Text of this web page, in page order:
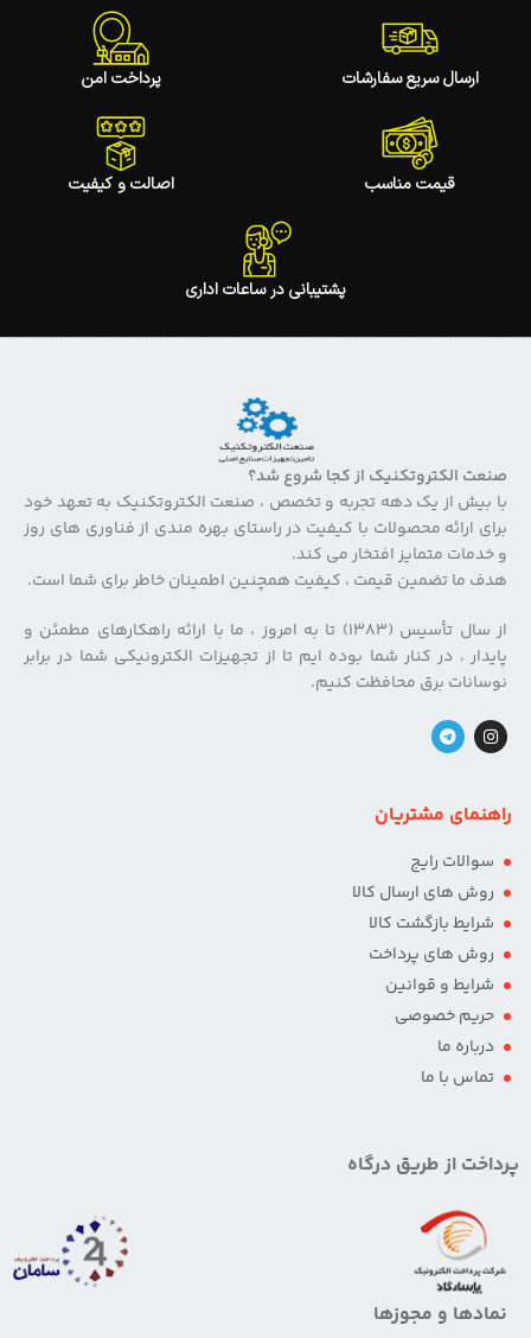
ارسال سریع سفارشات پرداخت امن
قیمت مناسب اصالت و کیفیت
پشتیبانی در ساعات اداری
صنعت الکتروتکنیک از کجا شروع شد؟
با بیش از یک دهه تجربه و تخصص ، صنعت الکتروتکنیک به تعهد خود
برای ارائه محصولات با کیفیت در راستای بهره مندی از فناوری های روز
و خدمات متمایز افتخار می کند.
هدف ما تضمین قیمت ، کیفیت همچنین اطمینان خاطر برای شما است.
از سال تأسیس (۱۳۸۳) تا به امروز ، ما با ارائه راهکارهای مطمئن و
پایدار ، در کنار شما بوده ایم تا از تجهیزات الکترونیکی شما در برابر
نوسانات برق محافظت کنیم.
راهنمای مشتریان
سوالات رایج
روش های ارسال کالا
شرایط بازگشت کالا
روش های پرداخت
شرایط و قوانین
حریم خصوصی
درباره ما
تماس با ما
پرداخت از طریق درگاه
نمادها و مجوزها